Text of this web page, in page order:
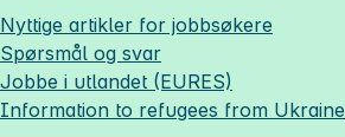
Nyttige artikler for jobbsøkere
Spørsmål og svar
Jobbe i utlandet (EURES)
Information to refugees from Ukraine